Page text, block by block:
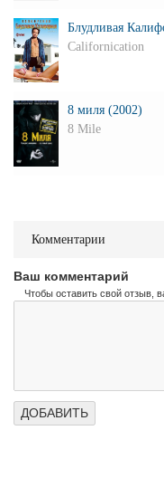
Блудливая
Californication
8 миля (2002)
8 Mile
Комментарии
Ваш комментарий
Чтобы оставить свой отзыв,